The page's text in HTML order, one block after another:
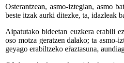
Osterantzean, asmo-iztegian, asmo
beste itzak aurki ditezke, ta, idazleak
Aipatutako bideetan euzkera erabili
oso motza geratzen dalako; ta asmo-
geyago erabiltzeko eŕaztasuna,